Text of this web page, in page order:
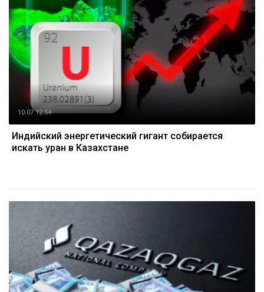
10.07 12:54
Индийский энергетический гигант собирается
искать уран в Казахстане